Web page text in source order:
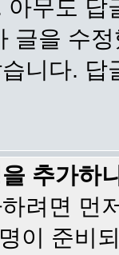
무도
글을 수
니다.
추가하
려면 먼
이 준비